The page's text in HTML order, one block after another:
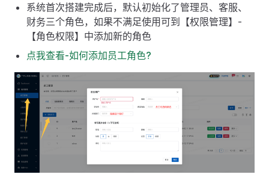
系统首次搭建完成后，默认初始化了管理员、客服、
财务三个角色，如果不满足使用可到【权限管理】-
【角色权限】中添加新的角色
点我查看-如何添加员工角色?